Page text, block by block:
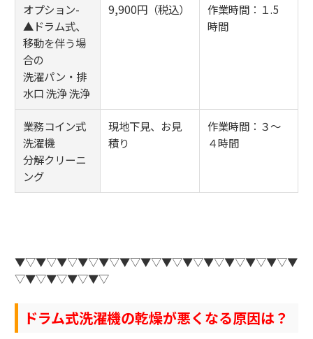
オプション-
▲ドラム式、
移動を伴う場
合の
洗濯パン・排
水口 洗浄 洗浄
9,900円（税込）
作業時間：１.5
時間
業務コイン式
洗濯機
分解クリーニ
ング
現地下見、お見
積り
作業時間：３～
４時間
▼▽▼▽▼▽▼▽▼▽▼▽▼▽▼▽▼▽▼▽▼▽▼▽▼▽▼
▽▼▽▼▽▼▽▼▽
ドラム式洗濯機の乾燥が悪くなる原因は？